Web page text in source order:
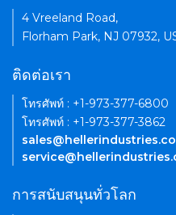
4 Vreeland Road,
Florham Park, NJ 07932,
ติดต่อเรา
โทรศัพท์ : +1-973-377-6800
โทรศัพท์ : +1-973-377-3862
การสนับสนุนทั่วโลก